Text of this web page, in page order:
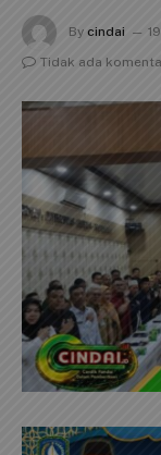
By cindai
Tidak ada